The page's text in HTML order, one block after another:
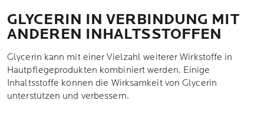
GLYCERIN IN VERBINDUNG MIT
ANDEREN INHALTSSTOFFEN
Glycerin kann mit einer Vielzahl weiterer Wirkstoffe in
Hautpflegeprodukten kombiniert werden. Einige
Inhaltsstoffe können die Wirksamkeit von Glycerin
unterstützen und verbessern.